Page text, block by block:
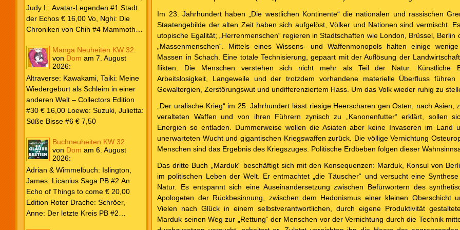
Weiß & Blut #8 … und Gedärme €
26,00 Buscema, Sal / Dematteis, J.
M.: Spektakuläre Spider-Man – Die
#31 € 5,99 Spider-Man 2025 #9
Angriff der Aliens € 7,99
Judy I.: Avatar-Legenden #1 Stadt
der Echos € 16,00 Vo, Nghi: Die
Chroniken von Chih #4 Mammoths
Drache: Schröer, Anne: Der letzte
Kreis PB #2 Erwachen € 18,00
Dragonblood Academy HC #2 …to
kill a Monster € 25,00 Heyne: Bähr,
Emily: Tainted Vows – Gods of New
Olympia PB € 17,00 Kim, Sophie:
Fate’s Thread-Reihe PB #2 Der Gott
und der Geist € 17,00 Vonnegut,
Kurt: Katzenwiege PB € 17,00
Corey, James: The Captive’s War
HC #2 Der Glaube der Bestien €
24,00 Piper: Yang, Neon: Die letzte
Tochter der Drachen PB € 18,00
Manga Neuheiten KW 32:
von Dom am 7. August
2026:
Altraverse: Kawakami, Taiki: Meine
Wiedergeburt als Schleim in einer
anderen Welt – Collectors Edition
#30 € 16,00 Loewe: Suzuki, Julietta:
Süße Bisse #6 € 7,50
Buchneuheiten KW 32
von Dom am 6. August
2026:
Adrian & Wimmelbuch: Islington,
James: Licanius Saga PB #2 An
Echo of Things to come € 20,00
Edition Roter Drache: Schröer,
Anne: Der letzte Kreis PB #2
Im 23. Jahrhundert haben „Die westlichen Kontinente“ die nationalen und rassischen
Staatengebilde der alten Zeit haben sich aufgelöst, Völker und Nationen sind vermischt.
utopische Egalität; „Herrenmenschen“ regieren in Stadtschaften wie London, Brüssel, Berlin
„Massenmenschen“. Mittels eines Wissens- und Waffenmonopols halten einige
Massen in Schach. Eine totale Technisierung, gepaart mit der Auflösung der
flikten. Die Menschen verstehen sich nicht mehr als Teil der Natur. Künstliche
Arbeitslosigkeit, Lange­weile und der trotzdem vorhandene materielle Überfluss führen
Gewaltorgien, Zerstörungswut und undifferenziertem Hass. Um das Volk wieder ruhig zu
„Der uralische Krieg“ im 25. Jahrhundert lässt riesige Heerscharen gen Osten, nach Asien,
veralteten Waffen und von ihren Führern zynisch zu „Kanonenfutter“ erklärt, sollen
Energien so entladen. Dummerweise wollen die Asiaten aber keine Invasoren im Land
unerwarteten Wucht und gigantischen Kriegswaffen zurück. Die völlige Vernichtung
Menschen sind das Ergebnis des Kriegszuges. Politische Erdbeben folgen dieser
Das dritte Buch „Marduk“ beschäftigt sich mit den Konse­quenzen: Marduk, Konsul von
im politischen Leben der Welt. Er entmachtet „die Täuscher“ und versucht eine
Natur. Es entspannt sich eine Auseinandersetzung zwischen Befürwortern des
Apologeten der Rückbesinnung, zwischen dem Hedonismus einer kleinen Oberschicht
Vielen nach Glück in einem selbstverantwortlichen, durch eigene Produktivität
Marduk seinen Weg zur „Rettung“ der Menschen vor der Vernichtung durch die Technik